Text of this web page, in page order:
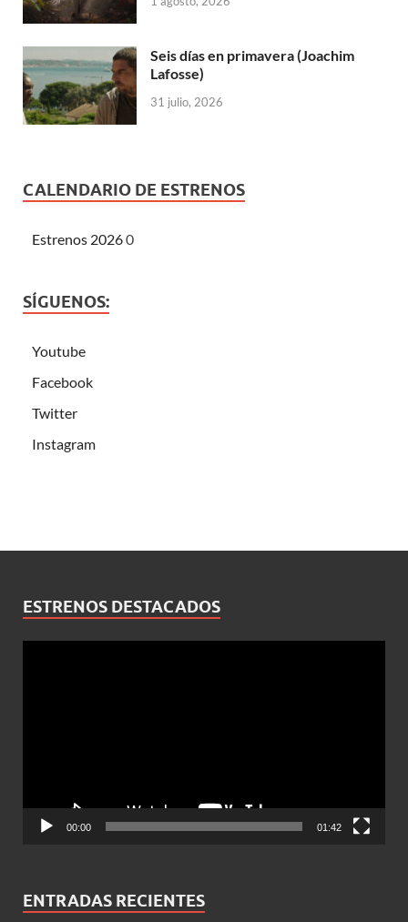
Seis días en primavera (Joachim
Lafosse)
31 julio, 2026
CALENDARIO DE ESTRENOS
Estrenos 20260
SÍGUENOS:
Youtube
Facebook
Twitter
Instagram
ESTRENOS DESTACADOS
00:00 01:42
ENTRADAS RECIENTES